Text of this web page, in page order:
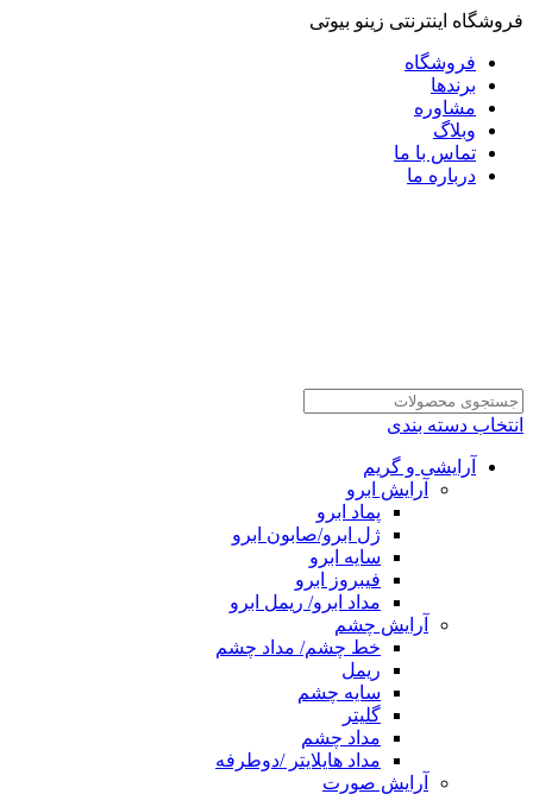
فروشگاه اینترنتی زینو بیوتی
فروشگاه
برندها
مشاوره
وبلاگ
تماس با ما
درباره ما
انتخاب دسته بندی
آرایشی و گریم
آرایش ابرو
پماد ابرو
ژل ابرو/صابون ابرو
سایه ابرو
فیبروز ابرو
مداد ابرو/ ریمل ابرو
آرایش چشم
خط چشم/ مداد چشم
ریمل
سایه چشم
گلیتر
مداد چشم
مداد هایلایتر /دوطرفه
آرایش صورت